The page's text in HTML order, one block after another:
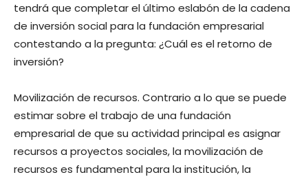
tendrá que completar el último eslabón de la cadena
de inversión social para la fundación empresarial
contestando a la pregunta: ¿Cuál es el retorno de
inversión?
Movilización de recursos. Contrario a lo que se puede
estimar sobre el trabajo de una fundación
empresarial de que su actividad principal es asignar
recursos a proyectos sociales, la movilización de
recursos es fundamental para la institución, la